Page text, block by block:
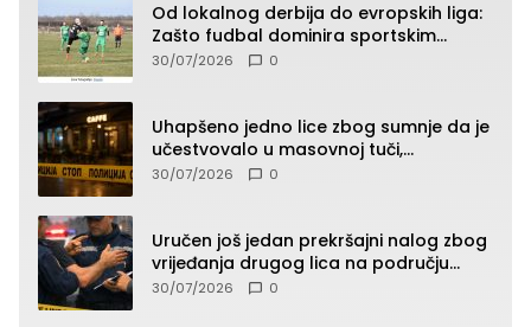
Od lokalnog derbija do evropskih liga:
Zašto fudbal dominira sportskim
klađenjem
30/07/2026 0
Uhapšeno jedno lice zbog sumnje da je
učestvovalo u masovnoj tuči,
maloljetnik zadobio povrede
30/07/2026 0
Uručen još jedan prekršajni nalog zbog
vrijeđanja drugog lica na području
Zvornika
30/07/2026 0